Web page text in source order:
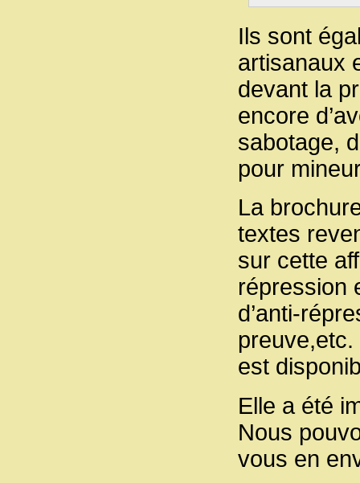
Ils sont
artisanaux
devant la
encore
sabotage,
pour
La
textes
sur cette
répression
d’anti-
preuve,etc.
est
Elle a été
Nous
vous en